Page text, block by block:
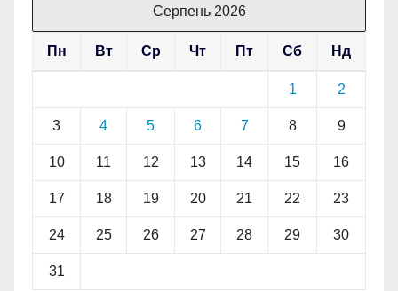
Серпень 2026
Пн Вт Ср Чт Пт Сб Нд
1 2
3 4 5 6 7 8 9
10 11 12 13 14 15 16
17 18 19 20 21 22 23
24 25 26 27 28 29 30
31